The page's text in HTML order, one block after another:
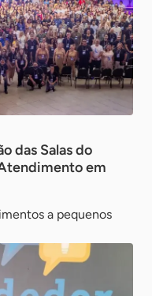
das Salas do
em
a pequenos